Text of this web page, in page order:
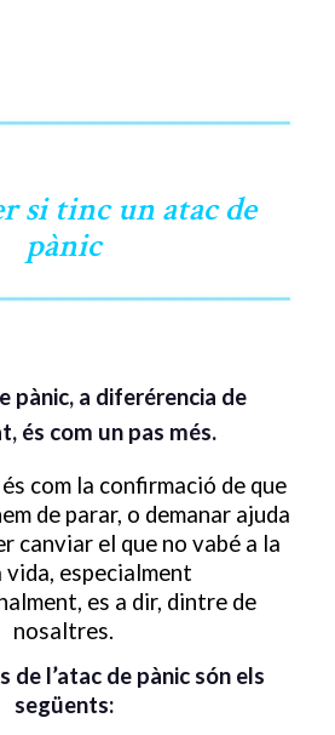
si tinc un atac de
pànic
pànic, a diferérencia de
és com un pas més.
com la confirmació de que
de parar, o demanar ajuda
canviar el que no vabé a la
especialment
es a dir, dintre de
nosaltres.
de l’atac de pànic són els
següents: